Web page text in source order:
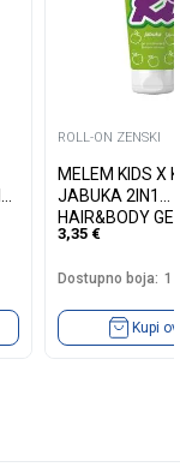
ROLL-ON ZENSKI
MELEM KIDS X
JABUKA 2IN1
HAIR&BODY
3,35 €
Dostupno boja: 1
Kupi